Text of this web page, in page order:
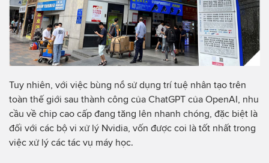
Tuy nhiên, với việc bùng nổ sử dụng trí tuệ nhân tạo trên
toàn thế giới sau thành công của ChatGPT của OpenAI, nhu
cầu về chip cao cấp đang tăng lên nhanh chóng, đặc biệt là
đối với các bộ vi xử lý Nvidia, vốn được coi là tốt nhất trong
việc xử lý các tác vụ máy học.